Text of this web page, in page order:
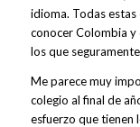
idioma. Todas
conocer Colombia y
los que
Me parece muy
colegio al final de
esfuerzo que tienen